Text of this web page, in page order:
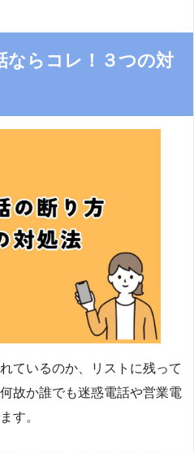
ならコレ！３つの対
ているのか、リストに残って
故か誰でも迷惑電話や営業電
す。